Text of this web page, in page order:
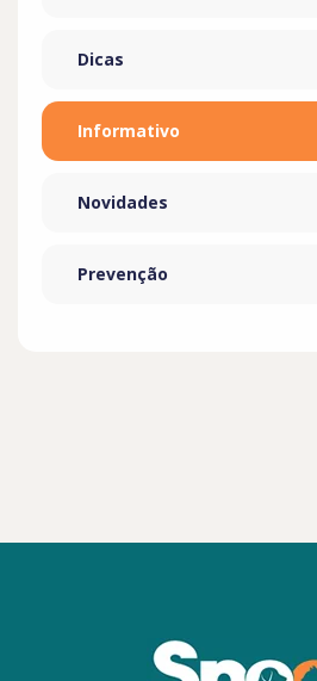
Dicas
Informativo
Novidades
Prevenção